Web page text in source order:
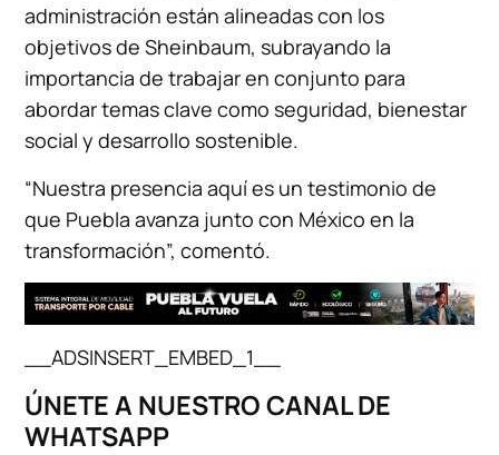
administración están alineadas con los
objetivos de Sheinbaum, subrayando la
importancia de trabajar en conjunto para
abordar temas clave como seguridad, bienestar
social y desarrollo sostenible.
“Nuestra presencia aquí es un testimonio de
que Puebla avanza junto con México en la
transformación”, comentó.
__ADSINSERT_EMBED_1__
ÚNETE A NUESTRO CANAL DE
WHATSAPP